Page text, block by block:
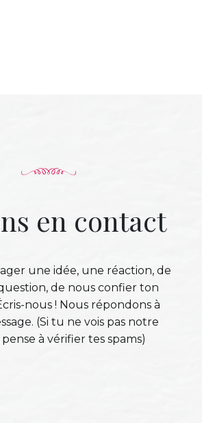
en contact
une idée, une réaction, de
de nous confier ton
nous ! Nous répondons à
(Si tu ne vois pas notre
à vérifier tes spams)